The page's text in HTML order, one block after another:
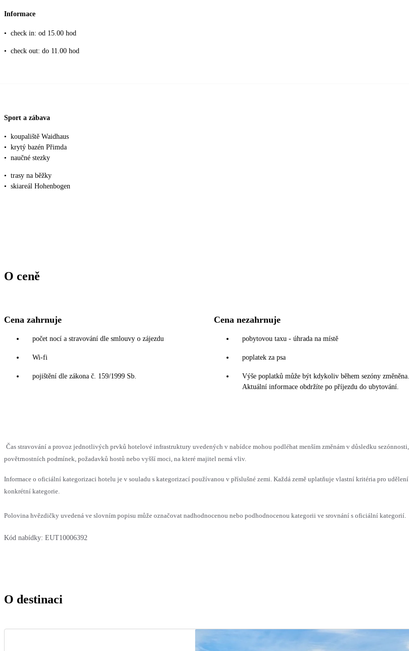
Informace
• check in: od 15.00 hod
• check out: do 11.00 hod
Sport a zábava
• koupaliště Waidhaus
• krytý bazén Přimda
• naučné stezky
• trasy na běžky
• skiareál Hohenbogen
O ceně
Cena zahrnuje
počet nocí a stravování dle smlouvy o zájezdu
Wi-fi
pojištění dle zákona č. 159/1999 Sb.
Cena nezahrnuje
pobytovou taxu - úhrada na místě
poplatek za psa
Výše poplatků může být kdykoliv během sezóny změněna.
Aktuální informace obdržíte po příjezdu do ubytování.
Čas stravování a provoz jednotlivých prvků hotelové infrastruktury uvedených v nabídce mohou podléhat menším změnám v důsledku sezónnosti,
povětrnostních podmínek, požadavků hostů nebo vyšší moci, na které majitel nemá vliv.
Informace o oficiální kategorizaci hotelu je v souladu s kategorizací používanou v příslušné zemi. Každá země uplatňuje vlastní kritéria pro udělení
konkrétní kategorie.
Polovina hvězdičky uvedená ve slovním popisu může označovat nadhodnocenou nebo podhodnocenou kategorii ve srovnání s oficiální kategorií.
Kód nabídky: EUT10006392
O destinaci